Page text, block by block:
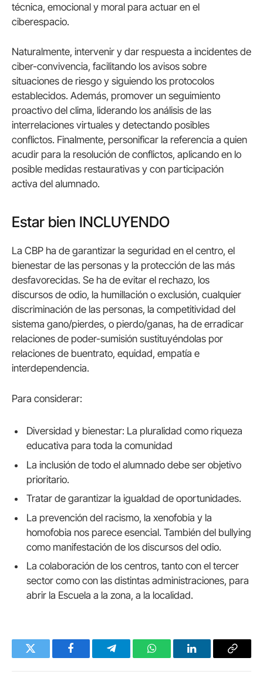
técnica, emocional y moral para actuar en el
ciberespacio.
Naturalmente, intervenir y dar respuesta a incidentes de
ciber-convivencia, facilitando los avisos sobre
situaciones de riesgo y siguiendo los protocolos
establecidos. Además, promover un seguimiento
proactivo del clima, liderando los análisis de las
interrelaciones virtuales y detectando posibles
conflictos. Finalmente, personificar la referencia a quien
acudir para la resolución de conflictos, aplicando en lo
posible medidas restaurativas y con participación
activa del alumnado.
Estar bien INCLUYENDO
La CBP ha de garantizar la seguridad en el centro, el
bienestar de las personas y la protección de las más
desfavorecidas. Se ha de evitar el rechazo, los
discursos de odio, la humillación o exclusión, cualquier
discriminación de las personas, la competitividad del
sistema gano/pierdes, o pierdo/ganas, ha de erradicar
relaciones de poder-sumisión sustituyéndolas por
relaciones de buentrato, equidad, empatía e
interdependencia.
Para considerar:
Diversidad y bienestar: La pluralidad como riqueza
educativa para toda la comunidad
La inclusión de todo el alumnado debe ser objetivo
prioritario.
Tratar de garantizar la igualdad de oportunidades.
La prevención del racismo, la xenofobia y la
homofobia nos parece esencial. También del bullying
como manifestación de los discursos del odio.
La colaboración de los centros, tanto con el tercer
sector como con las distintas administraciones, para
abrir la Escuela a la zona, a la localidad.
Twitter FacebookTelegramWhatsAppLinkedInCopy